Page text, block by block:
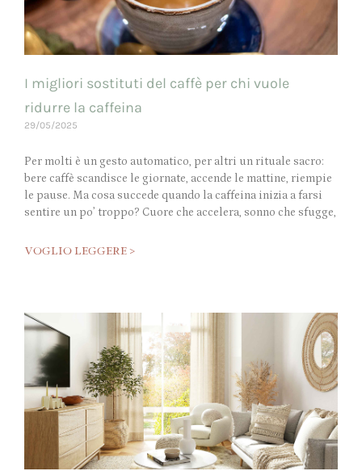
I migliori sostituti del caffè per chi vuole
ridurre la caffeina
29/05/2025
Per molti è un gesto automatico, per altri un rituale sacro:
bere caffè scandisce le giornate, accende le mattine, riempie
le pause. Ma cosa succede quando la caffeina inizia a farsi
sentire un po’ troppo? Cuore che accelera, sonno che sfugge,
VOGLIO LEGGERE >